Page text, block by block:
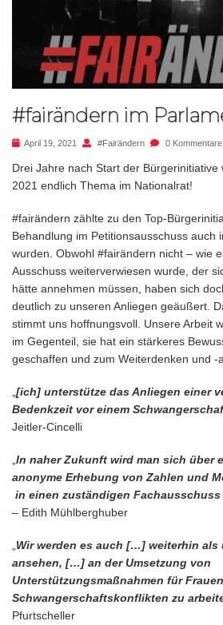
#fairändern im
April 19, 2021 #fairändern 0 Kommentare
Drei Jahre nach Start der
2021 endlich Thema im Nationalrat!
#fairändern zählte zu den Top-
Behandlung im Petitionsausschuss auch
wurden. Obwohl #fairändern nicht – wie
Ausschuss weiterverwiesen wurde, der
hätte annehmen müssen, haben sich
deutlich zu unseren Anliegen geäußert.
stimmt uns hoffnungsvoll. Unsere Arbeit
im Gegenteil, sie hat ein stärkeres
geschaffen und zum Weiterdenken und -
[ich] unterstütze das Anliegen einer
Bedenkzeit vor einem
Jeitler-Cincelli
In naher Zukunft wird man sich über
anonyme Erhebung von Zahlen und
in einen zuständigen
– Edith Mühlberghuber
Wir werden es auch […] weiterhin als
ansehen, […] an der Umsetzung von
Unterstützungsmaßnahmen für
Schwangerschaftskonflikten zu
Pfurtscheller